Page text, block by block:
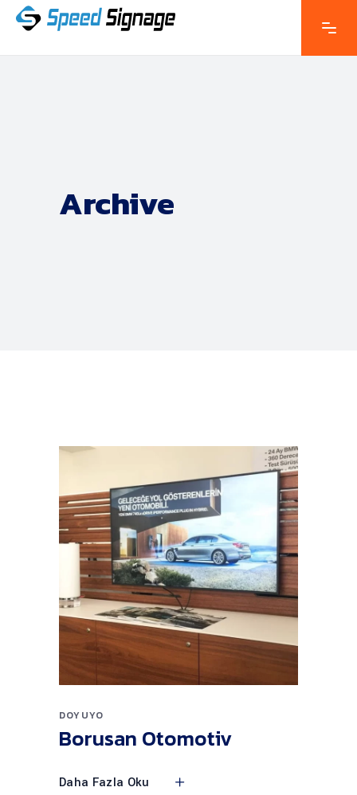
Archive
DOYUYO
Borusan Otomotiv
Daha Fazla Oku